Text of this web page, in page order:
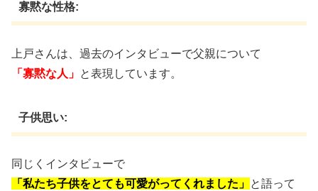
寡黙な性格:
上戸さんは、過去のインタビューで父親について
「寡黙な人」 と表現しています。
子供思い:
同じくインタビューで
「私たち子供をとても可愛がってくれました」 と語って